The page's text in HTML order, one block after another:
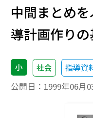
中間まとめ
導計画作り
小 社会 指導資
公開日： 1999年06月